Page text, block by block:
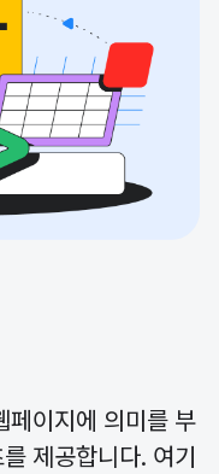
이지에 의미를 부
제공합니다. 여기